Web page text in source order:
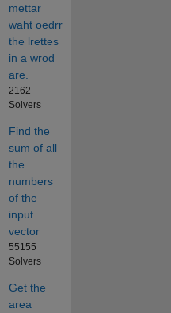
mettar
waht oedrr
the lrettes
in a wrod
are.
2162
Solvers
Find the
sum of all
the
numbers
of the
input
vector
55155
Solvers
Get the
area